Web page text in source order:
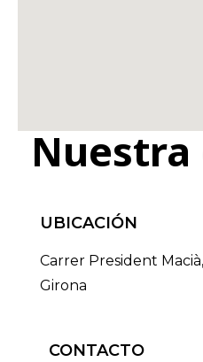
Nuestra
UBICACIÓN
Carrer President
Girona
CONTACTO